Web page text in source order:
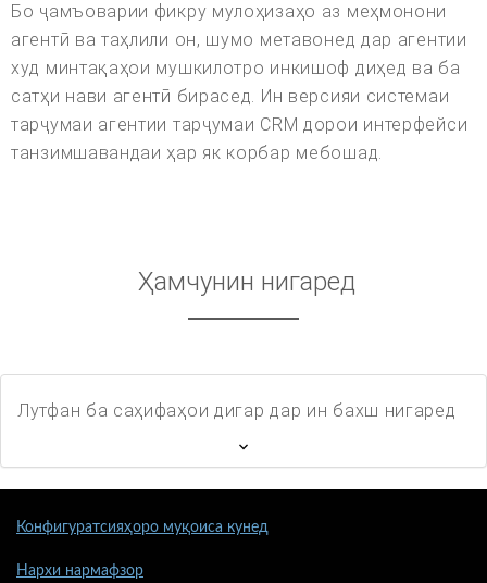
Бо ҷамъоварии фикру мулоҳизаҳо аз меҳмонони
агентӣ ва таҳлили он, шумо метавонед дар агентии
худ минтақаҳои мушкилотро инкишоф диҳед ва ба
сатҳи нави агентӣ бирасед. Ин версияи системаи
тарҷумаи агентии тарҷумаи CRM дорои интерфейси
танзимшавандаи ҳар як корбар мебошад.
Ҳамчунин нигаред
Лутфан ба саҳифаҳои дигар дар ин бахш нигаред
Конфигуратсияҳоро муқоиса кунед
Нархи нармафзор